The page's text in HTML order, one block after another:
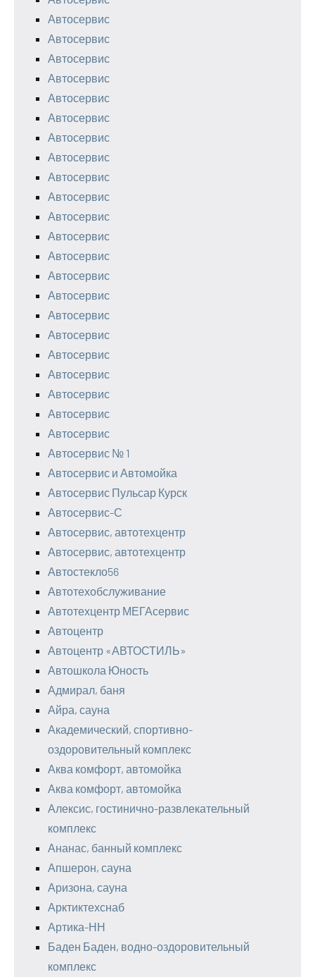
Автосервис
Автосервис
Автосервис
Автосервис
Автосервис
Автосервис
Автосервис
Автосервис
Автосервис
Автосервис
Автосервис
Автосервис
Автосервис
Автосервис
Автосервис
Автосервис
Автосервис
Автосервис
Автосервис
Автосервис
Автосервис
Автосервис
Автосервис № 1
Автосервис и Автомойка
Автосервис Пульсар Курск
Автосервис-С
Автосервис, автотехцентр
Автосервис, автотехцентр
Автостекло56
Автотехобслуживание
Автотехцентр МЕГАсервис
Автоцентр
Автоцентр «АВТОСТИЛЬ»
Автошкола Юность
Адмирал, баня
Айра, сауна
Академический, спортивно-
оздоровительный комплекс
Аква комфорт, автомойка
Аква комфорт, автомойка
Алексис, гостинично-развлекательный
комплекс
Ананас, банный комплекс
Апшерон, сауна
Аризона, сауна
Арктиктехснаб
Артика-НН
Баден Баден, водно-оздоровительный
комплекс